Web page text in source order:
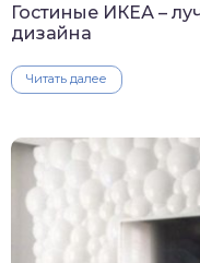
Гостиные ИКЕА –
дизайна
Читать далее